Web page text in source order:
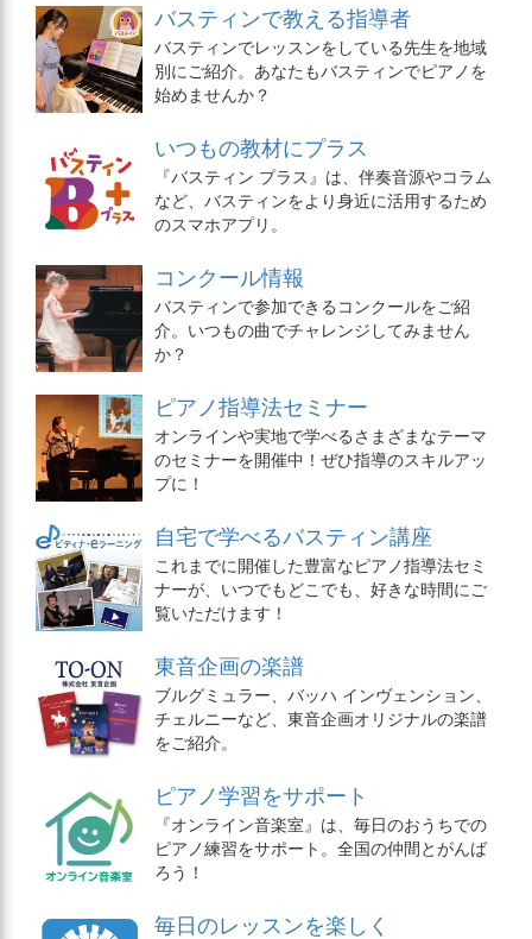
バスティンで教える指導者
バスティンでレッスンをしている先生を地域
別にご紹介。あなたもバスティンでピアノを
始めませんか？
いつもの教材にプラス
『バスティン プラス』は、伴奏音源やコラム
など、バスティンをより身近に活用するため
のスマホアプリ。
コンクール情報
バスティンで参加できるコンクールをご紹
介。いつもの曲でチャレンジしてみません
か？
ピアノ指導法セミナー
オンラインや実地で学べるさまざまなテーマ
のセミナーを開催中！ぜひ指導のスキルアッ
プに！
自宅で学べるバスティン講座
これまでに開催した豊富なピアノ指導法セミ
ナーが、いつでもどこでも、好きな時間にご
覧いただけます！
東音企画の楽譜
ブルグミュラー、バッハ インヴェンション、
チェルニーなど、東音企画オリジナルの楽譜
をご紹介。
ピアノ学習をサポート
『オンライン音楽室』は、毎日のおうちでの
ピアノ練習をサポート。全国の仲間とがんば
ろう！
毎日のレッスンを楽しく